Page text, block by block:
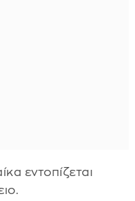
εντοπίζεται